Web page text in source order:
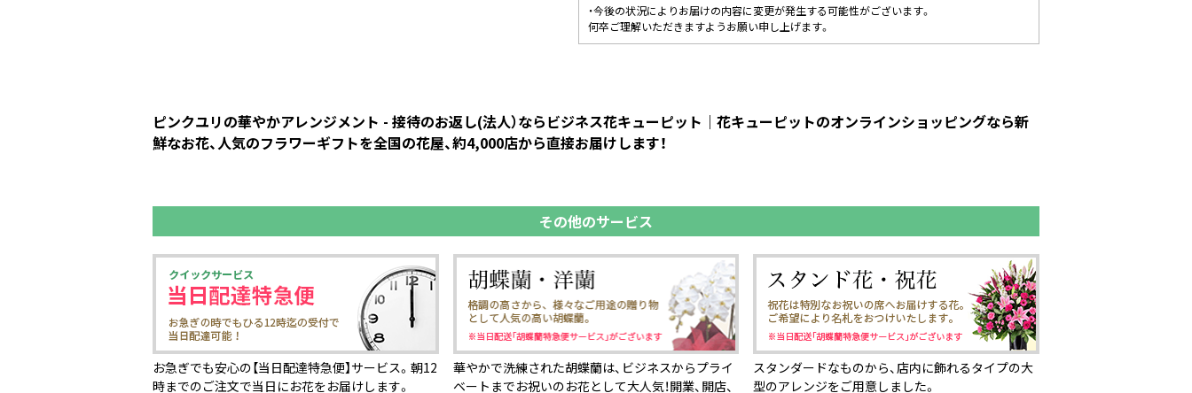
・今後の状況によりお届けの内容に変更が発生する可能性がございます。
何卒ご理解いただきますようお願い申し上げます。
ピンクユリの華やかアレンジメント - 接待のお返し(法人）ならビジネス花キューピット｜花キューピットのオンラインショッピングなら新
鮮なお花、人気のフラワーギフトを全国の花屋、約4,000店から直接お届けします！
その他のサービス
お急ぎでも安心の【当日配達特急便】サービス。朝12
時までのご注文で当日にお花をお届けします。
華やかで洗練された胡蝶蘭は、ビジネスからプライ
ベートまでお祝いのお花として大人気！開業、開店、
スタンダードなものから、店内に飾れるタイプの大
型のアレンジをご用意しました。